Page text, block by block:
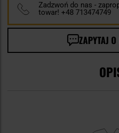
Zadzwoń do nas -
towar! +48 713474749
ZAPYTAJ